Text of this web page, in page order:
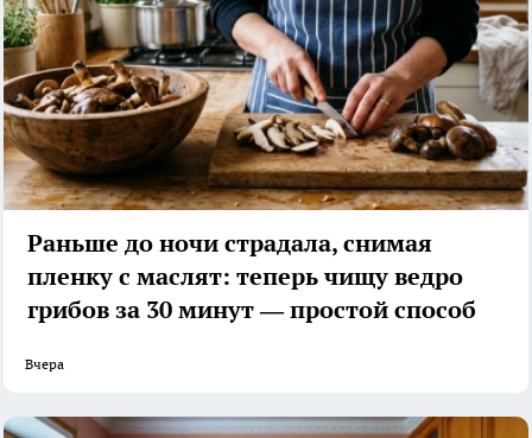
Раньше до ночи страдала, снимая
пленку с маслят: теперь чищу ведро
грибов за 30 минут — простой способ
Вчера